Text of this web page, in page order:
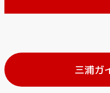
三浦ガ